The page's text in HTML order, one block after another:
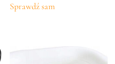
Sprawdź sam